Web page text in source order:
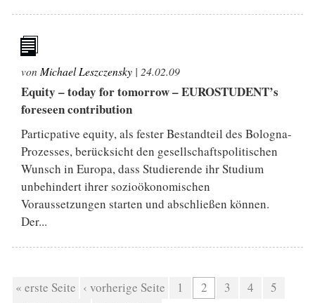
von Michael Leszczensky | 24.02.09
Equity – today for tomorrow – EUROSTUDENT’s
foreseen contribution
Particpative equity, als fester Bestandteil des Bologna-
Prozesses, berücksicht den gesellschaftspolitischen
Wunsch in Europa, dass Studierende ihr Studium
unbehindert ihrer sozioökonomischen
Voraussetzungen starten und abschließen können.
Der...
Seiten
« erste Seite ‹ vorherige Seite 1 2 3 4
5